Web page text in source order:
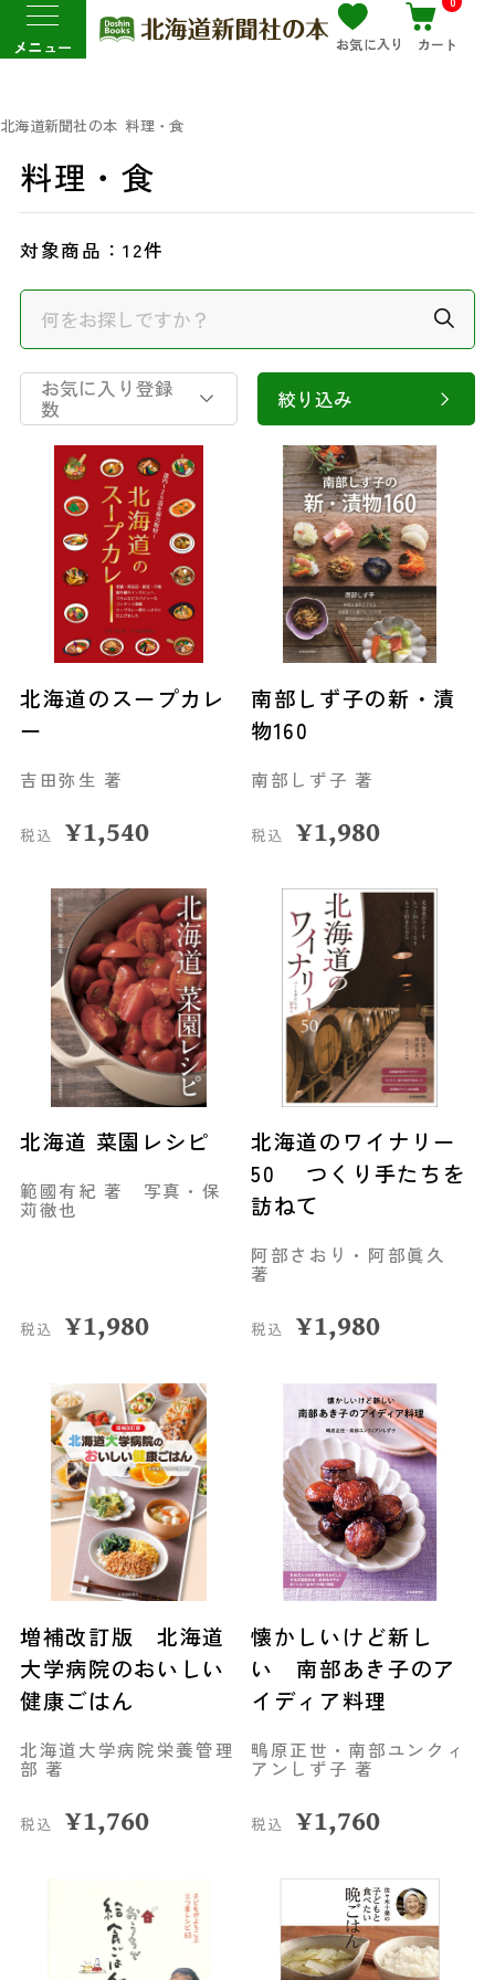
メニュー お気に入り カート
北海道新聞社の本 料理・食
料理・食
対象商品：12件
お気に入り登録
数 絞り込み
北海道のスープカレ
ー
吉田弥生 著
税込 ¥1,540
南部しず子の新・漬
物160
南部しず子 著
税込 ¥1,980
北海道 菜園レシピ
範國有紀 著 写真・保
苅徹也
税込 ¥1,980
北海道のワイナリー
50 つくり手たちを
訪ねて
阿部さおり・阿部眞久
著
税込 ¥1,980
増補改訂版 北海道
大学病院のおいしい
健康ごはん
北海道大学病院栄養管理
部 著
税込 ¥1,760
懐かしいけど新し
い 南部あき子のア
イディア料理
鴫原正世・南部ユンクィ
アンしず子 著
税込 ¥1,760